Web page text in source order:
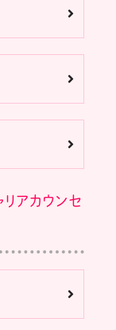
リアカウンセ